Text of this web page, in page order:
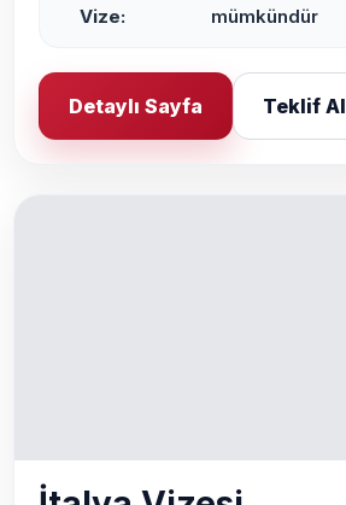
Vize:
mümkündür
Detaylı Sayfa Teklif Al